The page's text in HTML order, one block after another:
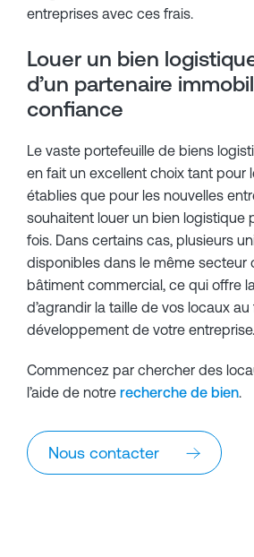
entreprises avec ces frais.
Louer un bien
d’un partenaire
confiance
Le vaste portefeuille de biens
en fait un excellent choix tant pour
établies que pour les nouvelles
souhaitent louer un bien logistique
fois. Dans certains cas, plusieurs
disponibles dans le même secteur
bâtiment commercial, ce qui offre
d’agrandir la taille de vos locaux
développement de votre entreprise.
Commencez par chercher des
l’aide de notre recherche de bien.
Nous contacter